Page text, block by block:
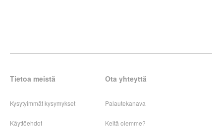
Tietoa meistä
Kysytyimmät kysymykset
Käyttöehdot
Ota yhteyttä
Palautekanava
Keitä olemme?